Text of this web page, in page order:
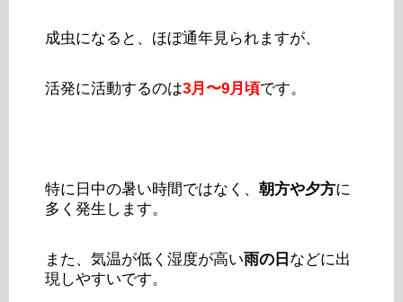
成虫になると、ほぼ通年見られますが、
活発に活動するのは3月〜9月頃です。
特に日中の暑い時間ではなく、 朝方や夕方に
多く発生します。
また、気温が低く湿度が高い雨の日 などに出
現しやすいです。